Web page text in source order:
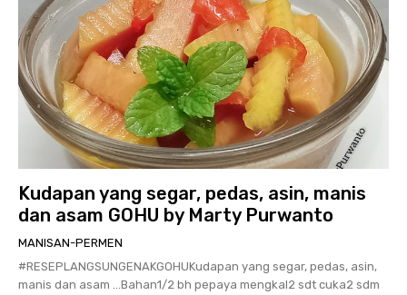
Kudapan yang segar, pedas, asin, manis
dan asam GOHU by Marty Purwanto
MANISAN-PERMEN
#RESEPLANGSUNGENAKGOHUKudapan yang segar, pedas, asin,
manis dan asam …Bahan1/2 bh pepaya mengkal2 sdt cuka2 sdm